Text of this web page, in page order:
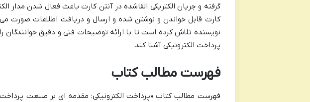
گرفته و جریان الکتریکی القاشده در آنتن کارت باعث فعال شدن مدار
کارت قابل خواندن و نوشتن شده و ارسال و دریافت اطلاعات صورت
نویسنده تلاش کرده است تا با ارائه توضیحات فنی و دقیق خوانندگان
پرداخت الکترونیکی آشنا کند.
فهرست مطالب کتاب
فهرست مطالب کتاب «پرداخت الکترونیکی: مقدمه ای بر صنعت